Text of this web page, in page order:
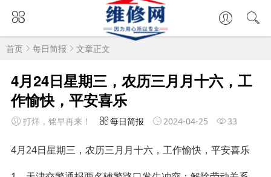
首页 每日简报 文章正文
4月24日星期三，农历三月月十六，工
作愉快，平安喜乐
打烊，铭早再来！ 每日简报 2024-04-25 33
4月24日星期三，农历三月月十六，工作愉快，平安喜乐